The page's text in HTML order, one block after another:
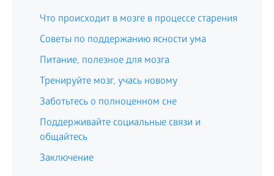
Что происходит в мозге в процессе старения
Советы по поддержанию ясности ума
Питание, полезное для мозга
Тренируйте мозг, учась новому
Заботьтесь о полноценном сне
Поддерживайте социальные связи и
общайтесь
Заключение